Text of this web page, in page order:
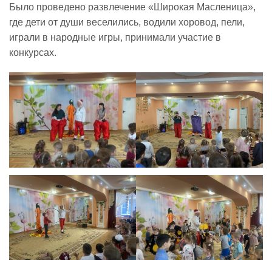
Было проведено развлечение «Широкая Масленица»,
где дети от души веселились, водили хоровод, пели,
играли в народные игры, принимали участие в
конкурсах.